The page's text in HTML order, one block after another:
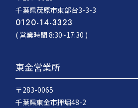
千葉県茂原市東部台3-3-3
0120-14-3323
( 営業時間 8:30~17:30 )
東金営業所
〒283-0065
千葉県東金市押堀48-2